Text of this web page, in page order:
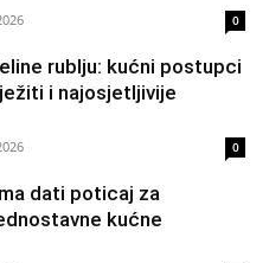
0
rublju: kućni postupci
i najosjetljivije
0
dati poticaj za
kućne